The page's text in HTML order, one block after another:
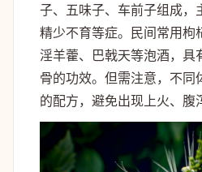
子、五味子、车前子组成，
精少不育等症。民间常用枸
淫羊藿、巴戟天等泡酒，具
骨的功效。但需注意，不同
的配方，避免出现上火、腹